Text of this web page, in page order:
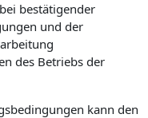
bestätigender
und der
des Betriebs der
kann den